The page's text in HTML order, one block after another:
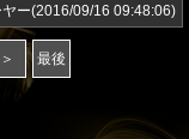
ー(2016/09/16 09:48:06)
＞ 最後